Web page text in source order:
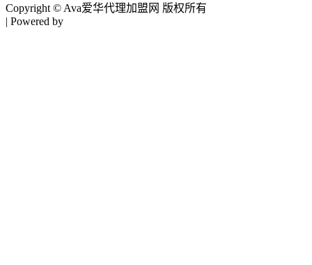
Copyright © Ava爱华代理加盟网 版权所有
| Powered by